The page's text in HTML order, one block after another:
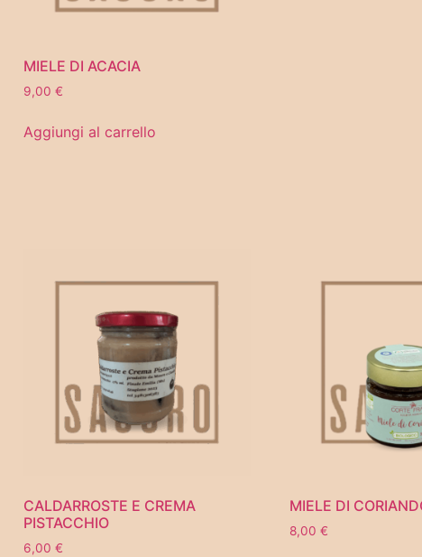
MIELE DI ACACIA
9,00€
Aggiungi al carrello
CALDARROSTE E CREMA
PISTACCHIO
6,00€
MIELE DI
8,00€